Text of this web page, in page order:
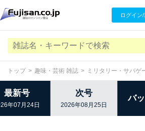
ログイン/
トップ 趣味・芸術 雑誌 ミリタリー・サバゲ
最新号
年07月24日
次号
2026年08月25日
バ